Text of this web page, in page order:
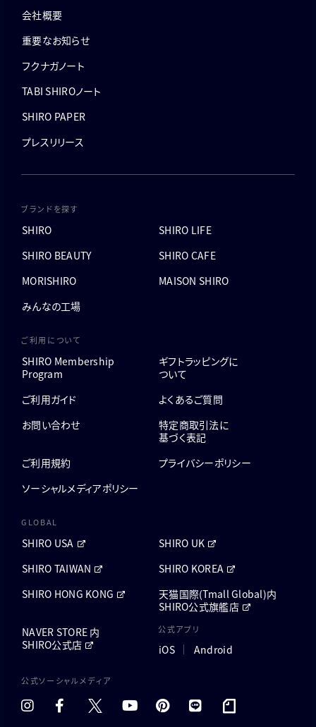
会社概要
重要なお知らせ
フクナガノート
TABI SHIROノート
SHIRO PAPER
プレスリリース
ブランドを探す
SHIRO
SHIRO LIFE
SHIRO BEAUTY
SHIRO CAFE
MORISHIRO
MAISON SHIRO
みんなの工場
ご利用について
SHIRO Membership
Program
ギフトラッピングに
ついて
ご利用ガイド
よくあるご質問
お問い合わせ
特定商取引法に
基づく表記
ご利用規約
プライバシーポリシー
ソーシャルメディアポリシー
GLOBAL
SHIRO USA
SHIRO UK
SHIRO TAIWAN
SHIRO KOREA
SHIRO HONG KONG
天猫国際(Tmall Global)内
SHIRO公式旗艦店
NAVER STORE 内
SHIRO公式店
公式アプリ
iOS Android
公式ソーシャルメディア